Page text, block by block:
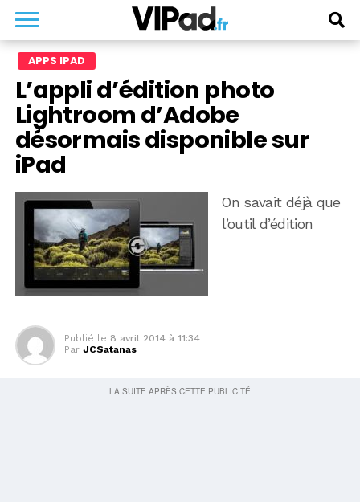
APPS IPAD
L’appli d’édition photo
Lightroom d’Adobe
désormais disponible sur
iPad
On savait déjà que
l’outil d’édition
Publié le 8 avril 2014 à 11:34
Par JCSatanas